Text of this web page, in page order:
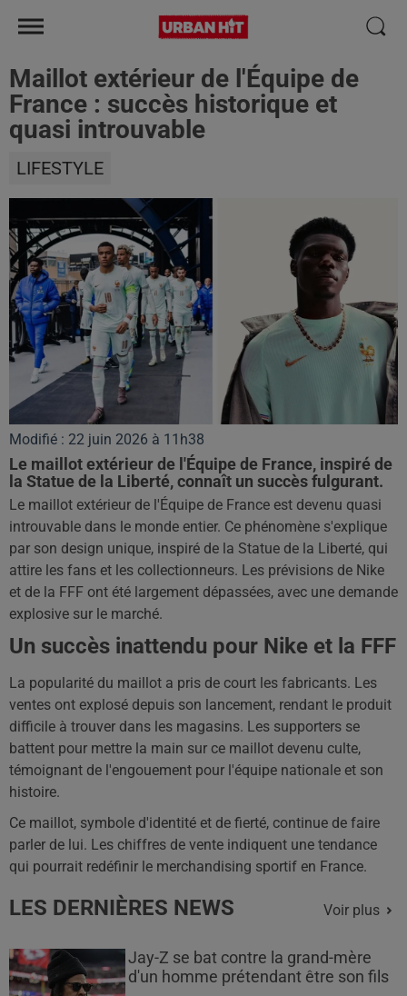
Maillot extérieur de l'Équipe de
France : succès historique et
quasi introuvable
LIFESTYLE
Modifié : 22 juin 2026 à 11h38
Le maillot extérieur de l'Équipe de France, inspiré de
la Statue de la Liberté, connaît un succès fulgurant.
Le maillot extérieur de l'Équipe de France est devenu quasi
introuvable dans le monde entier. Ce phénomène s'explique
par son design unique, inspiré de la Statue de la Liberté, qui
attire les fans et les collectionneurs. Les prévisions de Nike
et de la FFF ont été largement dépassées, avec une demande
explosive sur le marché.
Un succès inattendu pour Nike et la FFF
La popularité du maillot a pris de court les fabricants. Les
ventes ont explosé depuis son lancement, rendant le produit
difficile à trouver dans les magasins. Les supporters se
battent pour mettre la main sur ce maillot devenu culte,
témoignant de l'engouement pour l'équipe nationale et son
histoire.
Ce maillot, symbole d'identité et de fierté, continue de faire
parler de lui. Les chiffres de vente indiquent une tendance
qui pourrait redéfinir le merchandising sportif en France.
LES DERNIÈRES NEWS Voir plus
Jay-Z se bat contre la grand-mère
d'un homme prétendant être son fils